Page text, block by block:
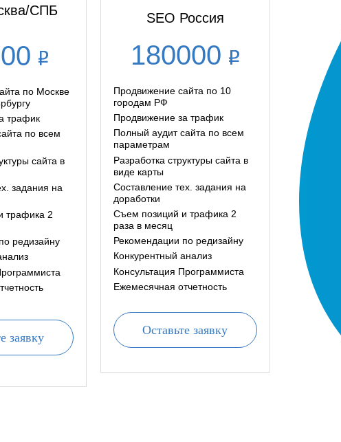
СПБ
по Москве
трафик
по всем
сайта в
задания на
трафика 2
редизайну
заявку
SEO Россия
180000
Продвижение сайта по 10
городам РФ
Продвижение за трафик
Полный аудит сайта по всем
параметрам
Разработка структуры сайта в
виде карты
Составление тех. задания на
доработки
Съем позиций и трафика 2
раза в месяц
Рекомендации по редизайну
Конкурентный анализ
Консультация Программиста
Ежемесячная отчетность
Оставьте заявку